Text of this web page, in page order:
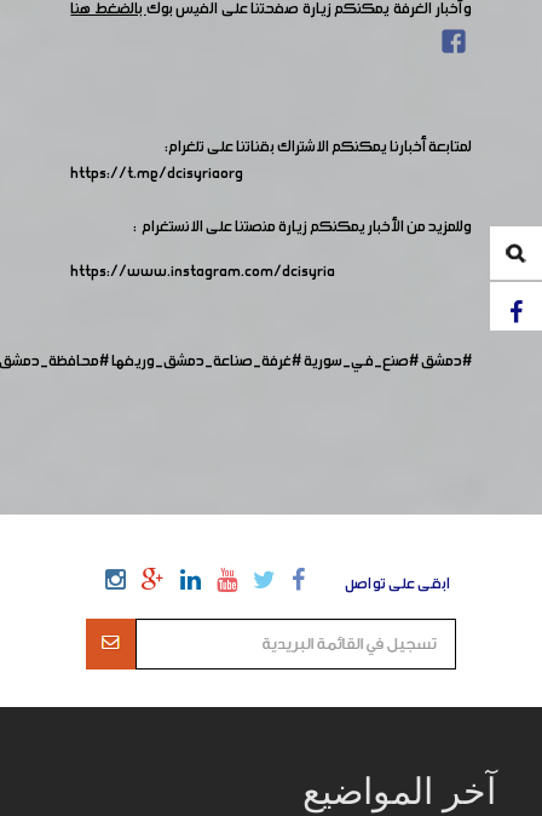
وأخبار الغرفة يمكنكم زيارة صفحتنا على الفيس بوكبالضغط هنا
لمتابعة أخبارنا يمكنكم الاشتراك بقناتنا على تلغرام:
https://t.me/dcisyriaorg
وللمزيد من الأخبار يمكنكم زيارة منصتنا على الانستغرام :
https://www.instagram.com/dcisyria​
#دمشق#صنع_في_سورية#غرفة_صناعة_دمشق_وريفها
ابقى على تواصل
آخر المواضيع